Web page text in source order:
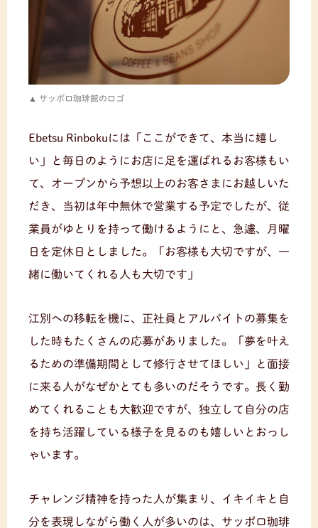
サッポロ珈琲館のロゴ
Ebetsu Rinbokuには「ここができて、本当に嬉し
い」と毎日のようにお店に足を運ばれるお客様もい
て、オープンから予想以上のお客さまにお越しいた
だき、当初は年中無休で営業する予定でしたが、従
業員がゆとりを持って働けるようにと、急遽、月曜
日を定休日としました。「お客様も大切ですが、一
緒に働いてくれる人も大切です」
江別への移転を機に、正社員とアルバイトの募集を
した時もたくさんの応募がありました。「夢を叶え
るための準備期間として修行させてほしい」と面接
に来る人がなぜかとても多いのだそうです。長く勤
めてくれることも大歓迎ですが、独立して自分の店
を持ち活躍している様子を見るのも嬉しいとおっし
ゃいます。
チャレンジ精神を持った人が集まり、イキイキと自
分を表現しながら働く人が多いのは、サッポロ珈琲